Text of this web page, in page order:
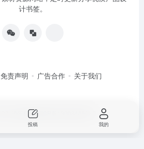
计书签。
免责声明 广告合作 关于我们
鸿伍科技湘ICP备19003446号-2
投稿 我的